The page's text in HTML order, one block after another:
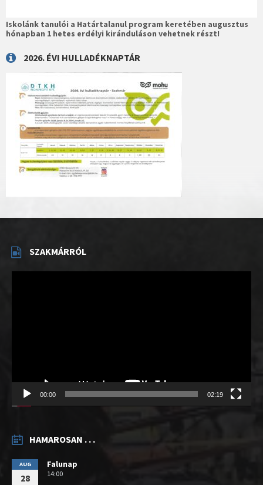
Iskolánk tanulói a Határtalanul program keretében augusztus
hónapban 1 hetes erdélyi kiránduláson vehetnek részt!
2026. ÉVI HULLADÉKNAPTÁR
SZAKMÁRRÓL
00:00 02:19
HAMAROSAN . . .
AUG
28
Falunap
14:00